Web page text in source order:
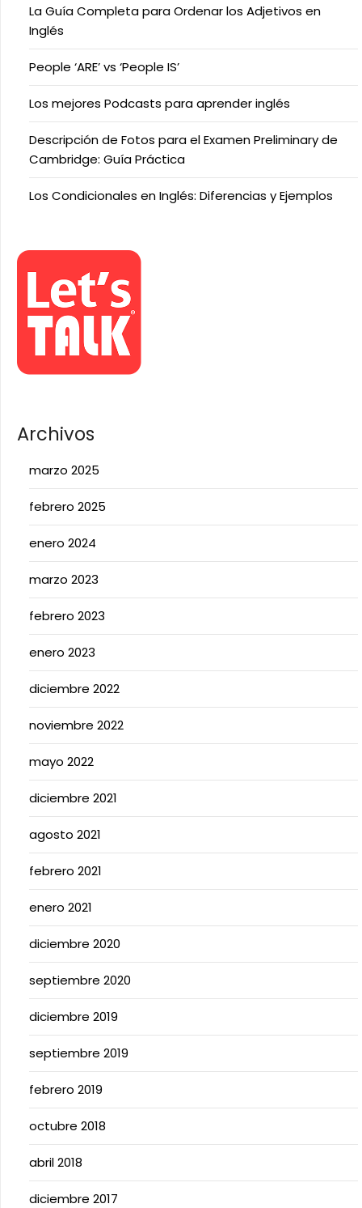
La Guía Completa para Ordenar los Adjetivos en
Inglés
People ‘ARE’ vs ‘People IS’
Los mejores Podcasts para aprender inglés
Descripción de Fotos para el Examen Preliminary de
Cambridge: Guía Práctica
Los Condicionales en Inglés: Diferencias y Ejemplos
Archivos
marzo 2025
febrero 2025
enero 2024
marzo 2023
febrero 2023
enero 2023
diciembre 2022
noviembre 2022
mayo 2022
diciembre 2021
agosto 2021
febrero 2021
enero 2021
diciembre 2020
septiembre 2020
diciembre 2019
septiembre 2019
febrero 2019
octubre 2018
abril 2018
diciembre 2017